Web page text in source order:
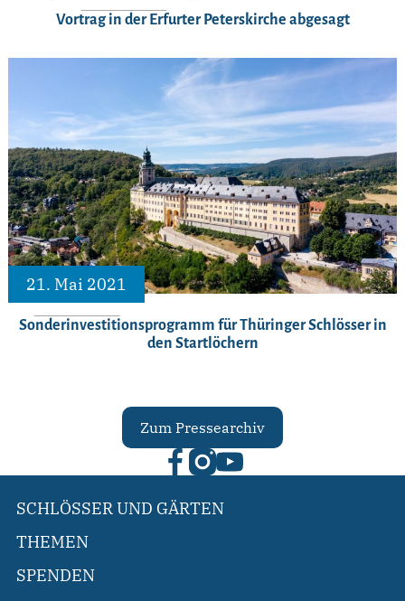
Vortrag in der Erfurter Peterskirche abgesagt
21. Mai 2021
Sonderinvestitionsprogramm für Thüringer Schlösser in
den Startlöchern
Zum Pressearchiv
SCHLÖSSER UND GÄRTEN
THEMEN
SPENDEN